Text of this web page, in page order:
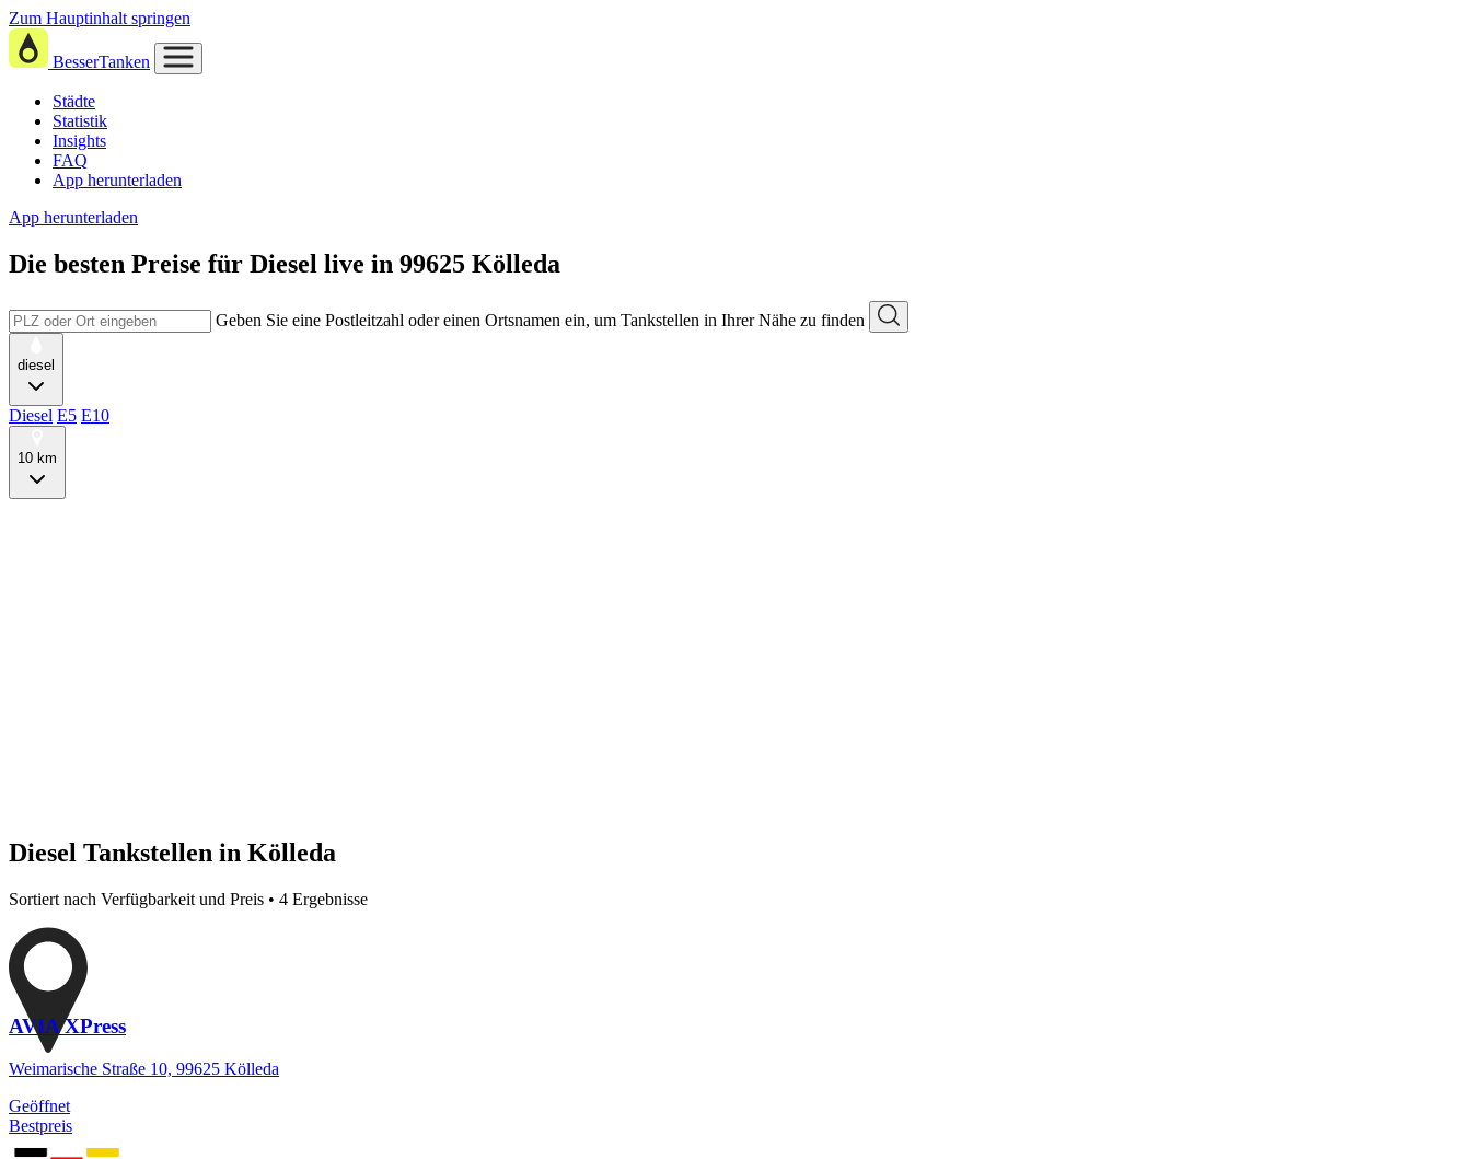
Zum Hauptinhalt springen
BesserTanken
Städte
Statistik
Insights
FAQ
App herunterladen
App herunterladen
Die besten Preise für Diesel live in 99625 Kölleda
Geben Sie eine Postleitzahl oder einen Ortsnamen ein, um Tankstellen in Ihrer Nähe zu finden
diesel
Diesel E5 E10
10 km
Diesel Tankstellen in Kölleda
Sortiert nach Verfügbarkeit und Preis • 4 Ergebnisse
AVIA XPress
Weimarische Straße 10, 99625 Kölleda
Geöffnet
Bestpreis